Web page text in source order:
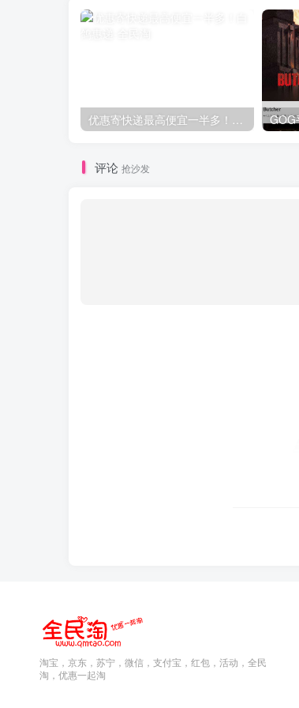
优惠寄快递最高便宜一半多！白鸽惠递
评论 抢沙发
淘宝，京东，苏宁，微信，支付宝，红包，活动，全民
淘，优惠一起淘